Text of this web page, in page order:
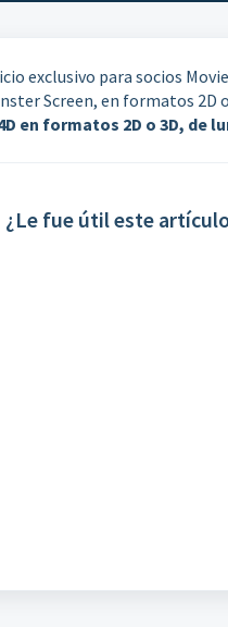
exclusivo para socios
Screen, en formatos 2D
en formatos 2D o 3D, de
¿Le fue útil este